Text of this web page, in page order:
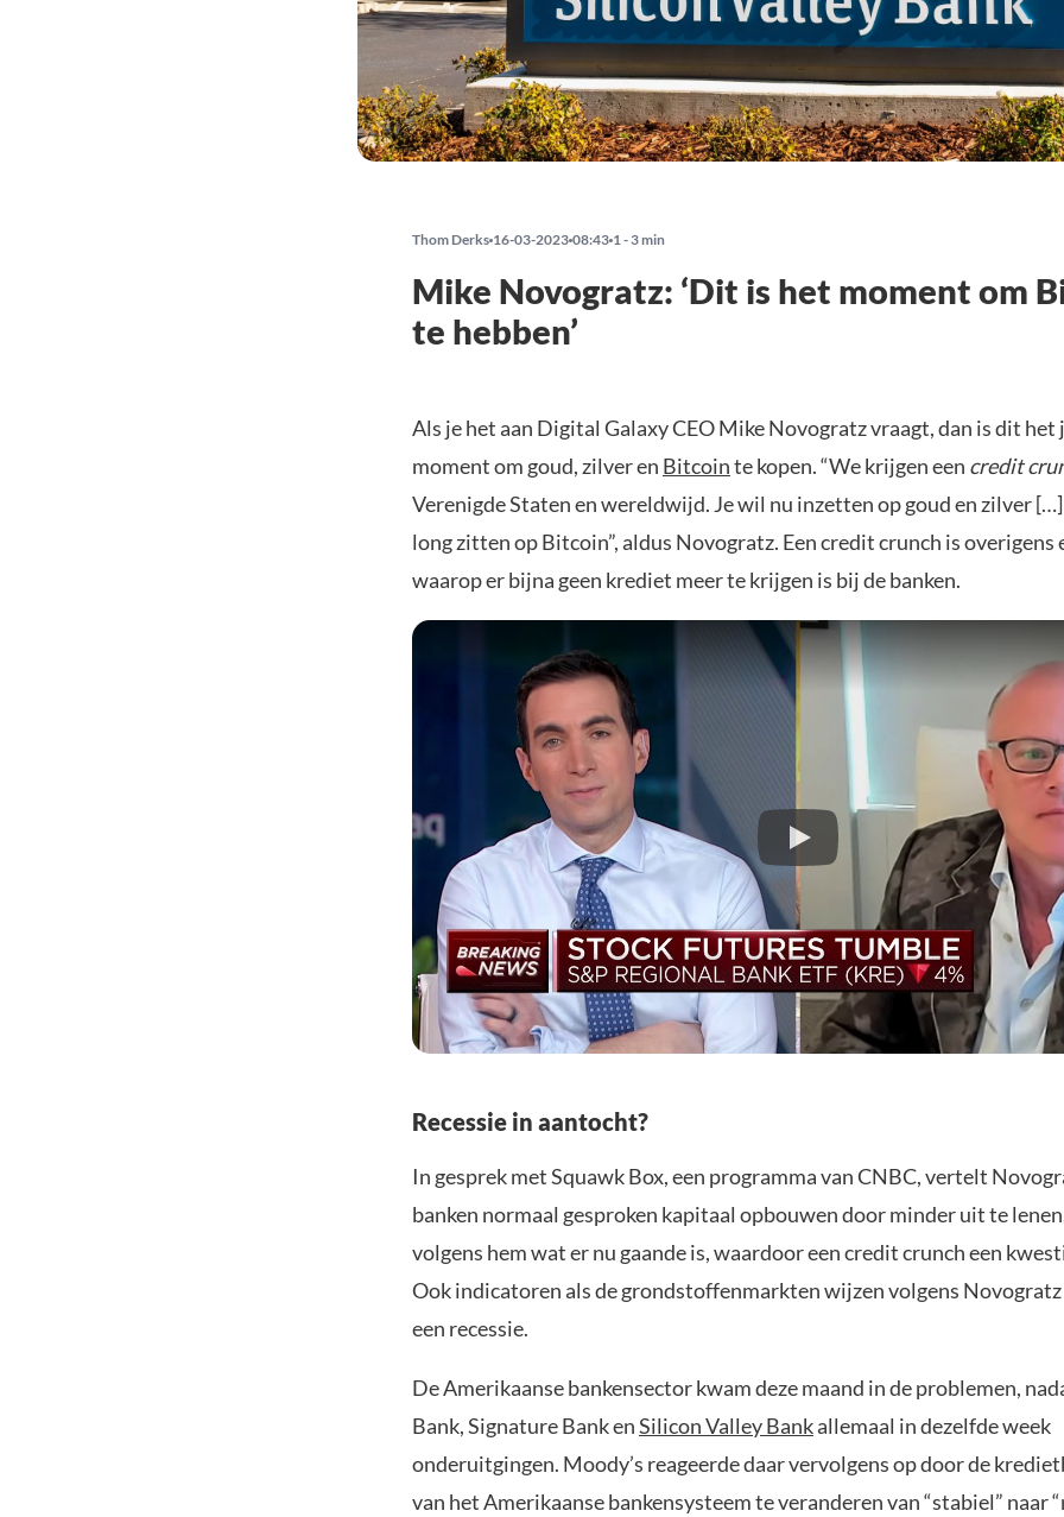
Thom Derks 16-03-2023 08:43 1 - 3 min
Mike Novogratz: ‘Dit is het moment om
te hebben’
Als je het aan Digital Galaxy CEO Mike Novogratz vraagt, dan is dit het
moment om goud, zilver en Bitcointe kopen. “We krijgen een credit
Verenigde Staten en wereldwijd. Je wil nu inzetten op goud en zilver
long zitten op Bitcoin”, aldus Novogratz. Een credit crunch is overigens
waarop er bijna geen krediet meer te krijgen is bij de banken.
Recessie in aantocht?
In gesprek met Squawk Box, een programma van CNBC, vertelt
banken normaal gesproken kapitaal opbouwen door minder uit te
volgens hem wat er nu gaande is, waardoor een credit crunch een
Ook indicatoren als de grondstoffenmarkten wijzen volgens
een recessie.
De Amerikaanse bankensector kwam deze maand in de problemen,
Bank, Signature Bank enSilicon Valley Bankallemaal in dezelfde week
onderuitgingen. Moody’s reageerde daar vervolgens op door de
van het Amerikaanse bankensysteem te veranderen van “stabiel” naar